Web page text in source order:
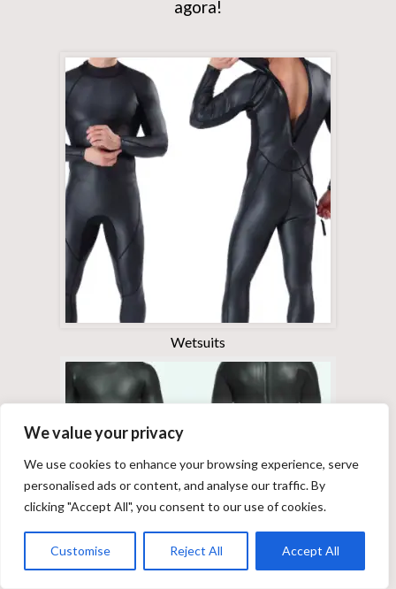
We value your privacy
We use cookies to enhance your browsing experience, serve
personalised ads or content, and analyse our traffic. By
clicking "Accept All", you consent to our use of cookies.
Customise Reject All Accept All
agora!
Wetsuits